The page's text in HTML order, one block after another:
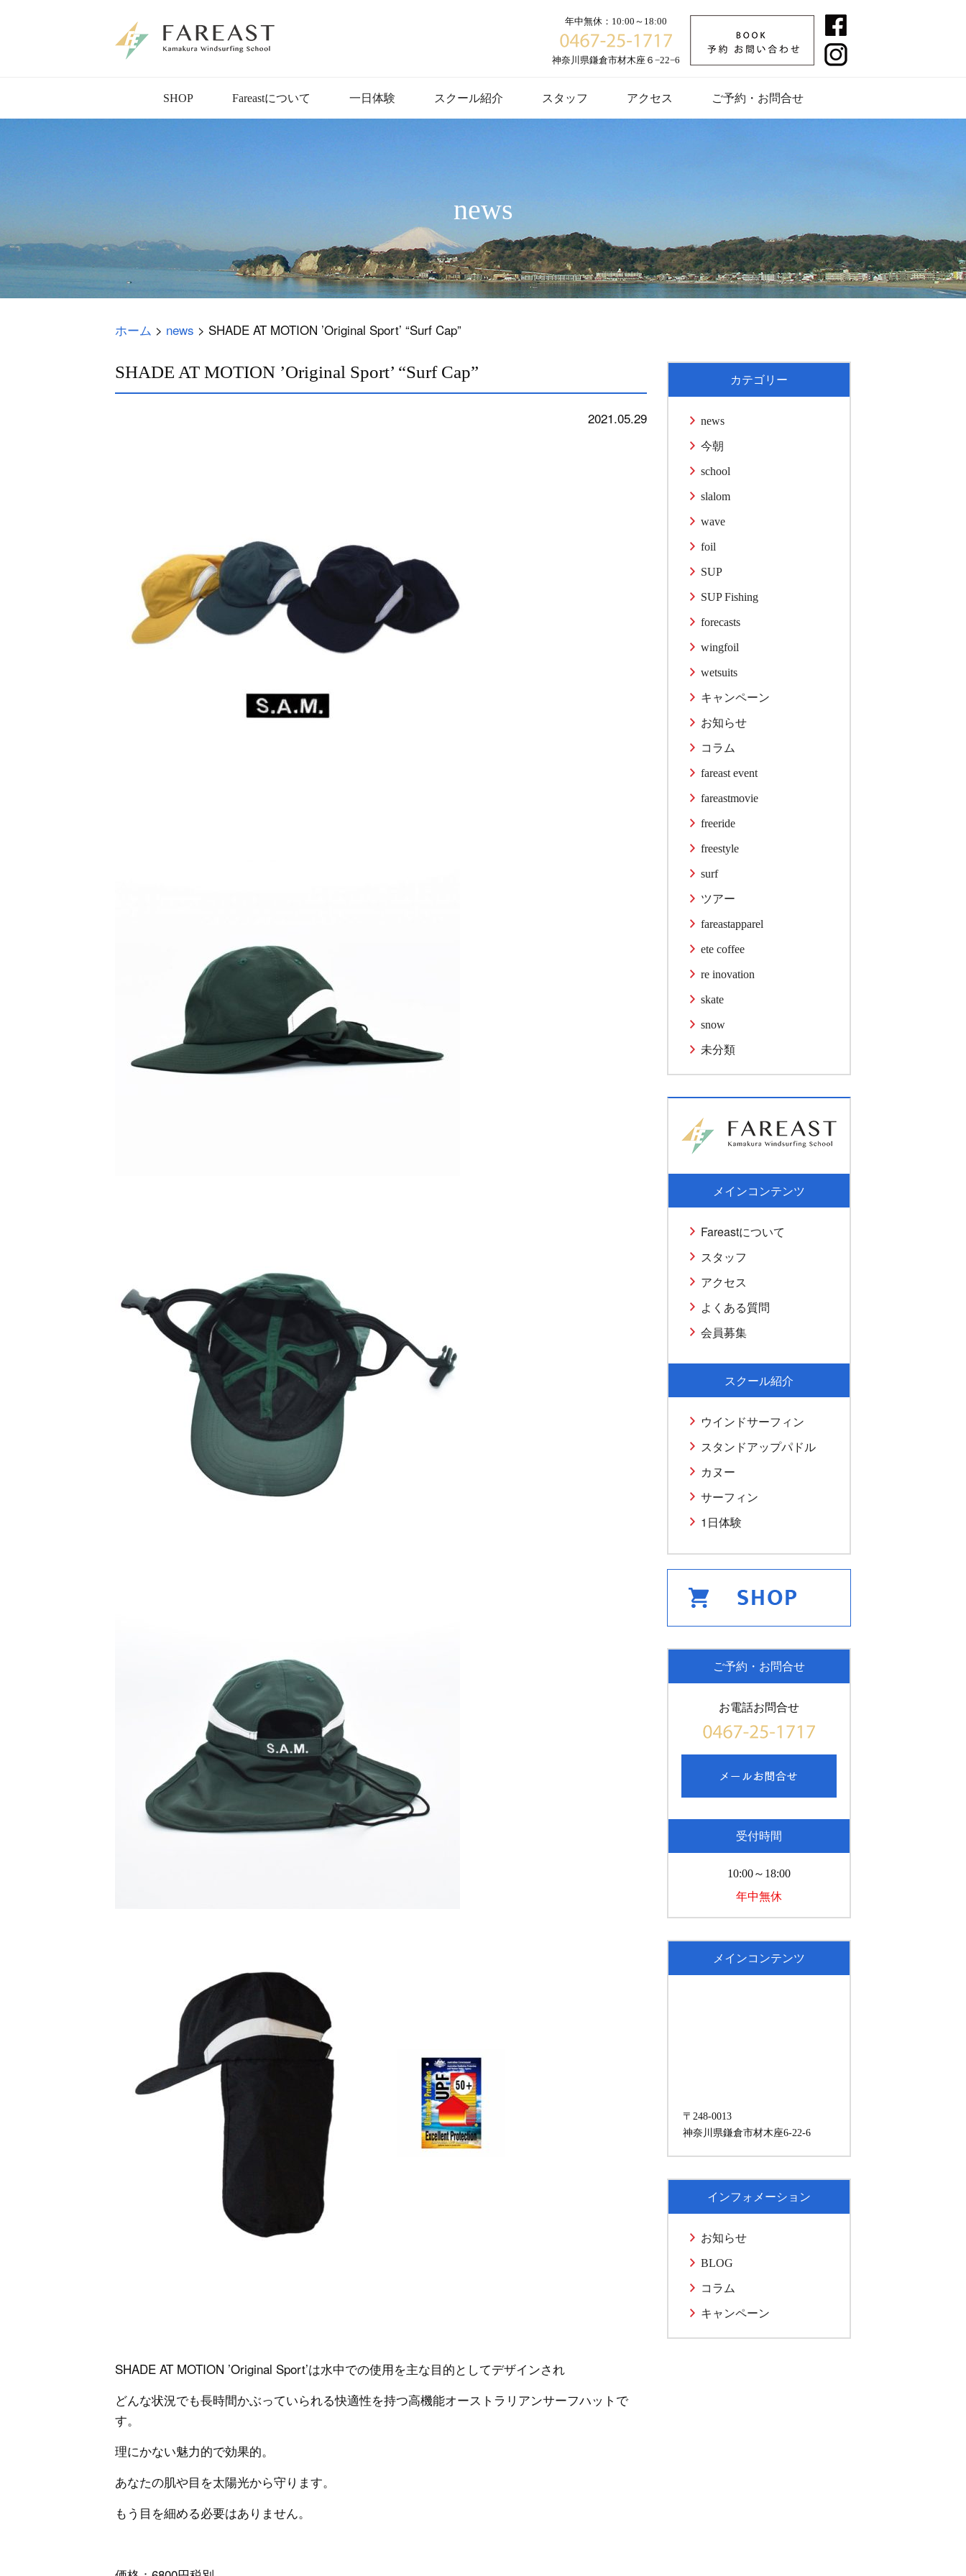
年中無休：10:00～18:00
神奈川県鎌倉市材木座６−22−6
SHOP Fareastについて 一日体験 スクール紹介 スタッフ アクセス ご予約・お問合せ
news
ホーム > news > SHADE AT MOTION ’Original Sport’ “Surf Cap”
SHADE AT MOTION ’Original Sport’ “Surf Cap”
2021.05.29
SHADE AT MOTION ’Original Sport’は水中での使用を主な目的としてデザインされ
どんな状況でも長時間かぶっていられる快適性を持つ高機能オーストラリアンサーフハットで
す。
理にかない魅力的で効果的。
あなたの肌や目を太陽光から守ります。
もう目を細める必要はありません。
カテゴリー
news
今朝
school
slalom
wave
foil
SUP
SUP Fishing
forecasts
wingfoil
wetsuits
キャンペーン
お知らせ
コラム
fareast event
fareastmovie
freeride
freestyle
surf
ツアー
fareastapparel
ete coffee
re inovation
skate
snow
未分類
メインコンテンツ
Fareastについて
スタッフ
アクセス
よくある質問
会員募集
スクール紹介
ウインドサーフィン
スタンドアップパドル
カヌー
サーフィン
1日体験
ご予約・お問合せ
お電話お問合せ
受付時間
10:00～18:00
年中無休
メインコンテンツ
〒248-0013
神奈川県鎌倉市材木座6-22-6
インフォメーション
お知らせ
BLOG
コラム
キャンペーン